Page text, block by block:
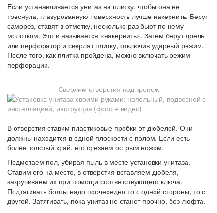
Если устанавливается унитаз на плитку, чтобы она не
треснула, глазурованную поверхность лучше накернить. Берут
саморез, ставят в отметку, несколько раз бьют по нему
молотком. Это и называется «накернить». Затем берут дрель
или перфоратор и сверлят плитку, отключив ударный режим.
После того, как плитка пройдена, можно включать режим
перфорации.
Сверлим отверстия под крепеж
В отверстия ставим пластиковые пробки от дюбелей. Они
должны находится в одной плоскости с полом. Если есть
более толстый край, его срезаем острым ножом.
Подметаем пол, убирая пыль в месте установки унитаза.
Ставим его на место, в отверстия вставляем дюбеля,
закручиваем их при помощи соответствующего ключа.
Подтягивать болты надо поочередно то с одной стороны, то с
другой. Затягивать, пока унитаз не станет прочно, без люфта.